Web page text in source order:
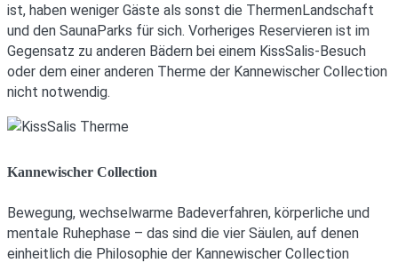
ist, haben weniger Gäste als sonst die ThermenLandschaft
und den SaunaParks für sich. Vorheriges Reservieren ist im
Gegensatz zu anderen Bädern bei einem KissSalis-Besuch
oder dem einer anderen Therme der Kannewischer Collection
nicht notwendig.
Kannewischer Collection
Bewegung, wechselwarme Badeverfahren, körperliche und
mentale Ruhephase – das sind die vier Säulen, auf denen
einheitlich die Philosophie der Kannewischer Collection